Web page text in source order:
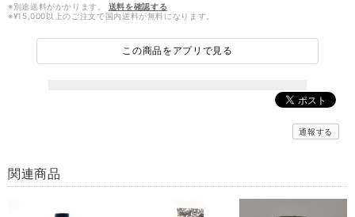
※別途送料がかかります。
送料を確認する
※¥15,000以上のご注文で国内送料が無料になります。
この商品をアプリで見る
通報する
関連商品